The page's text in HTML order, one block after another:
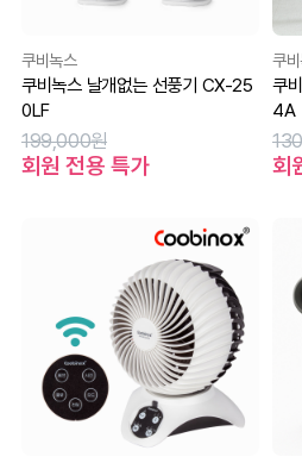
쿠비녹스
쿠비녹스 날개없는 선풍기 CX-25
0LF
199,000원
회원 전용 특가
쿠
쿠
4A
회